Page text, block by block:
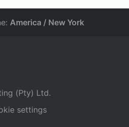
America / New York
(Pty) Ltd.
settings